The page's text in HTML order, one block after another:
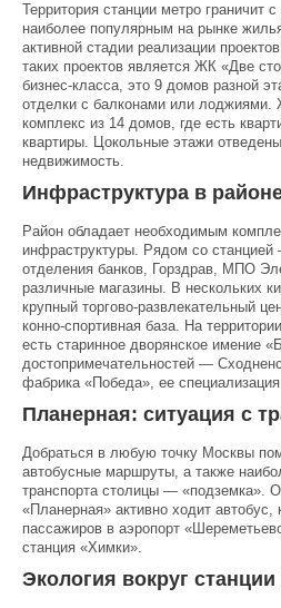
Территория станции метро граничит
наиболее популярным на рынке
активной стадии реализации
таких проектов является ЖК «Две
бизнес-класса, это 9 домов разной
отделки с балконами или
комплекс из 14 домов, где есть
квартиры. Цокольные этажи
недвижимость.
Инфраструктура в
Район обладает необходимым
инфраструктуры. Рядом со
отделения банков, Горздрав, МПО
различные магазины. В нескольких
крупный торгово-развлекательный
конно-спортивная база. На
есть старинное дворянское имение
достопримечательностей —
фабрика «Победа», ее
Планерная: ситуация с
Добраться в любую точку Москвы
автобусные маршруты, а также
транспорта столицы — «подземка».
«Планерная» активно ходит автобус,
пассажиров в аэропорт
станция «Химки».
Экология вокруг